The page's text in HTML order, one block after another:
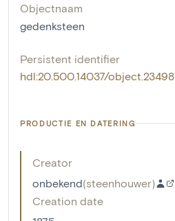
Objectnaam
gedenksteen
Persistent identifier
hdl:20.500.14037/object.23498
PRODUCTIE EN DATERING
Creator
onbekend(steenhouwer)
Creation date